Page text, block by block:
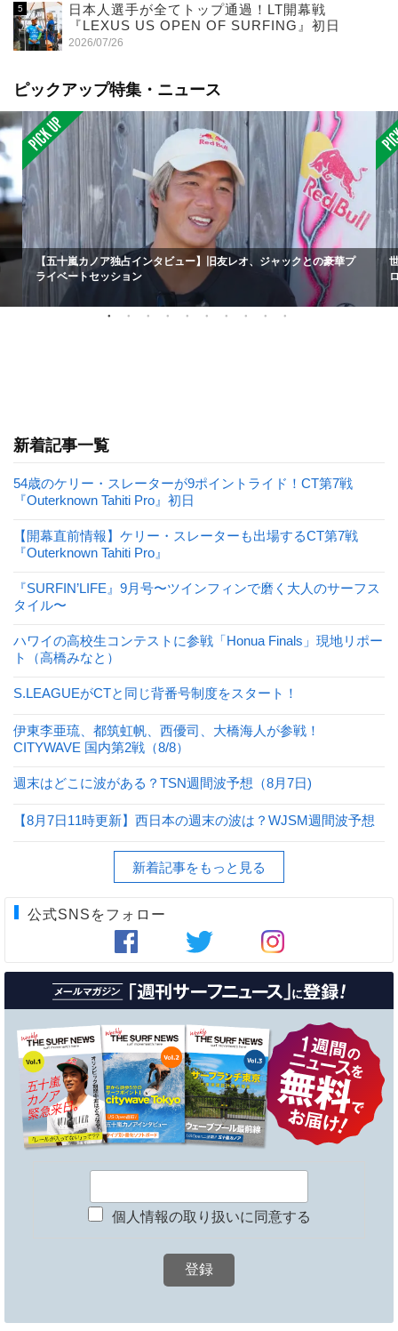
日本人選手が全てトップ通過！LT開幕戦
『LEXUS US OPEN OF SURFING』初日
2026/07/26
ピックアップ特集・ニュース
【五十嵐カノア独占インタビュー】旧友レオ、ジャックとの豪華プ
ライベートセッション
新着記事一覧
54歳のケリー・スレーターが9ポイントライド！CT第7戦
『Outerknown Tahiti Pro』初日
【開幕直前情報】ケリー・スレーターも出場するCT第7戦
『Outerknown Tahiti Pro』
『SURFIN’LIFE』9月号〜ツインフィンで磨く大人のサーフス
タイル〜
ハワイの高校生コンテストに参戦「Honua Finals」現地リポー
ト（高橋みなと）
S.LEAGUEがCTと同じ背番号制度をスタート！
伊東李亜琉、都筑虹帆、西優司、大橋海人が参戦！
CITYWAVE 国内第2戦（8/8）
週末はどこに波がある？TSN週間波予想（8月7日)
【8月7日11時更新】西日本の週末の波は？WJSM週間波予想
新着記事をもっと見る
公式SNSをフォロー
個人情報の取り扱いに同意する